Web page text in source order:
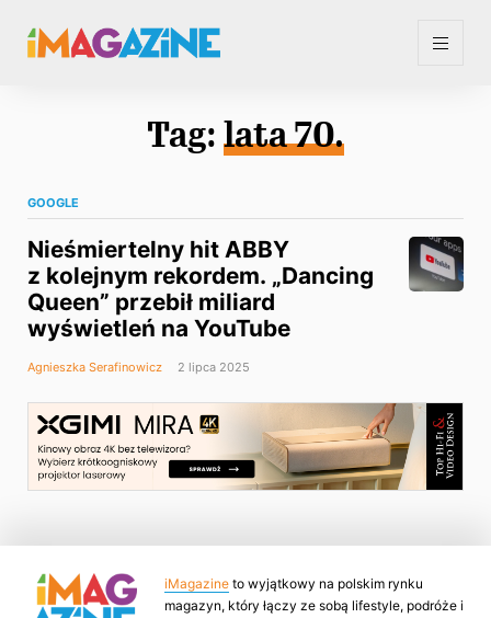
Tag: lata 70.
GOOGLE
Nieśmiertelny hit ABBY
z kolejnym rekordem. „Dancing
Queen” przebił miliard
wyświetleń na YouTube
Agnieszka Serafinowicz 2 lipca 2025
iMagazine to wyjątkowy na polskim rynku
magazyn, który łączy ze sobą lifestyle, podróże i